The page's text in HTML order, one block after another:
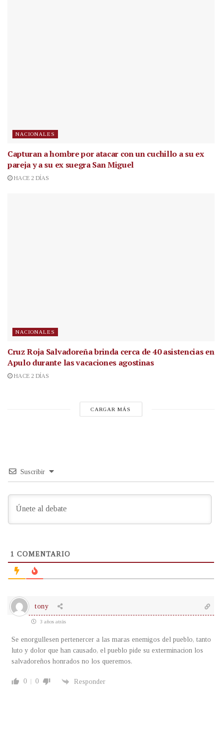
NACIONALES
Capturan a hombre por atacar con un cuchillo a su ex
pareja y a su ex suegra San Miguel
HACE 2 DÍAS
NACIONALES
Cruz Roja Salvadoreña brinda cerca de 40 asistencias en
Apulo durante las vacaciones agostinas
HACE 2 DÍAS
CARGAR MÁS
Suscribir
1 COMENTARIO
tony
3 años atrás
Se enorgullesen pertenercer a las maras enemigos del pueblo, tanto
luto y dolor que han causado, el pueblo pide su exterminacion los
salvadoreños honrados no los queremos.
0 0 Responder